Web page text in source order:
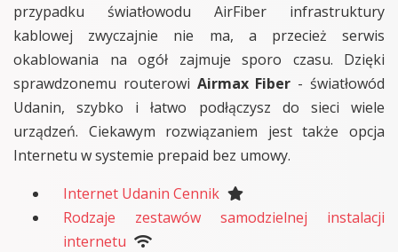
przypadku światłowodu AirFiber infrastruktury
kablowej zwyczajnie nie ma, a przecież serwis
okablowania na ogół zajmuje sporo czasu. Dzięki
sprawdzonemu routerowi Airmax Fiber - światłowód
Udanin, szybko i łatwo podłączysz do sieci wiele
urządzeń. Ciekawym rozwiązaniem jest także opcja
Internetu w systemie prepaid bez umowy.
Internet Udanin Cennik
Rodzaje zestawów samodzielnej instalacji
internetu